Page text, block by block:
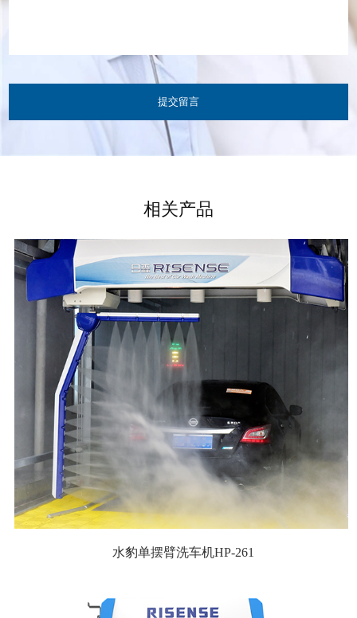
提交留言
相关产品
水豹单摆臂洗车机HP-261